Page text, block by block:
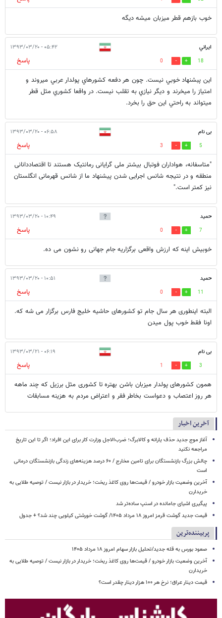
خوب بازهم قطر میزبان میشه دیگه
ايراني ۰۵:۴۲ - ۱۳۹۳/۰۳/۲۰
18
0
پاسخ
اين پبشنهاد خوبي نيست. چون هر دفعه كشورهاي پولدار عربي ميروند و
امتياز را ميخرند و ديگر نيازي به تقلب نيست. در واقعا كشوري مثل قطر
ميتواند به راحتي اين حق را بخرد.
بی نام ۰۶:۵۸ - ۱۳۹۳/۰۳/۲۰
5
3
پاسخ
"متاسفانه، هواداران فوتبال بیشتر ملی گرایانی رمانتیک هستند تا اقتصاددانانی
منطقه و در نتیجه شانس اجرایی شدن پیشنهاد ما از شانس قهرمانی انگلستان
نیز کمتر است."
حمید ۱۰:۴۹ - ۱۳۹۳/۰۳/۲۰
7
0
پاسخ
خوبیش اینه که ارزش واقعی برگزاریه جام جهانی رو نشون می ده.
حمید ۱۰:۵۱ - ۱۳۹۳/۰۳/۲۰
11
0
پاسخ
البته اینطوری هر سال جام تو کشورهای حاشیه خلیج فارس برگزار می شه که.
اونا فقط خوب پول میدن
بی نام ۰۶:۱۹ - ۱۳۹۳/۰۳/۲۱
3
1
پاسخ
همون کشورهای پولدار میزبان باشن بهتره تا کشوری مثل برزیل که چند ماهه
هر روز اعتصاب و دعواست بخاطر فقر و اعتراض مردم به هزینه مسابقات
آخرین اخبار
آغاز موج جدید حذف یارانه و کالابرگ؛ ضرب‌الاجل وزارت کار برای این افراد؛ اگر تا این تاریخ
مراجعه نکنید
چالش بزرگ بازنشستگان برای تامین مخارج / ۶۰ درصد هزینه‌های زندگی بازنشستگان درمانی
است
آخرین وضعیت بازار خودرو / قیمت‌ها روی کاغذ ریخت؛ خریدار در بازار نیست / توصیه طلایی به
خریدارن
پیگیری اشیای جامانده در اسنپ ساده‌تر شد
قیمت جدید گوشت قرمز امروز ۱۸ مرداد ۱۴۰۵/ گوشت خورشتی کیلویی چند شد؟ + جدول
پربیننده‌ترین
صعود بورس به قله جدید/تحلیل بازار سهام امروز ۱۸ مرداد ۱۴۰۵
آخرین وضعیت بازار خودرو / قیمت‌ها روی کاغذ ریخت؛ خریدار در بازار نیست / توصیه طلایی به
خریدارن
قیمت دینار عراق؛ نرخ هر ۱۰۰ هزار دینار چقدر است؟